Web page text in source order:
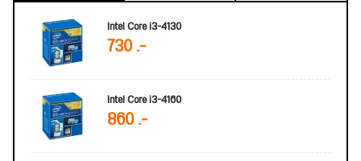
Intel Core i3-4130
730 .-
Intel Core i3-4160
860 .-